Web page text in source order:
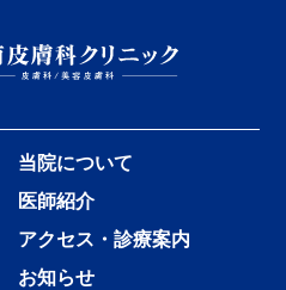
当院について
医師紹介
アクセス・診療案内
お知らせ